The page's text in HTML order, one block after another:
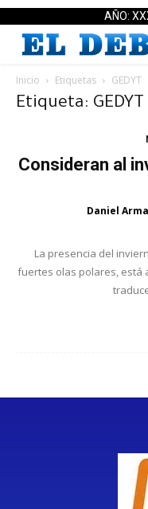
AÑO:
Inicio Etiquetas GEDYT
Etiqueta: GEDYT
Consideran al
Daniel
La presencia del
fuertes olas polares, está